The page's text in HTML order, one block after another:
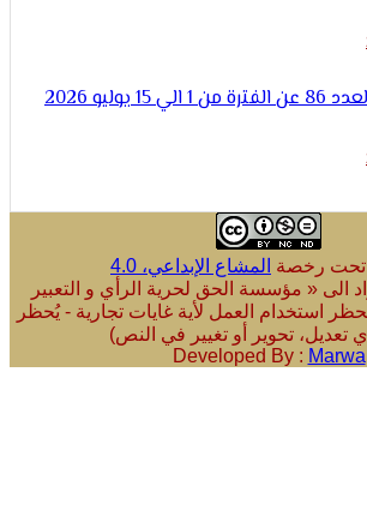
المشاع الإبداعي، 4.0
الحق لحرية الرأي و التعبير
العمل لأية غايات تجارية - يُحظر
تحوير أو تغيير في النص)
Developed By :